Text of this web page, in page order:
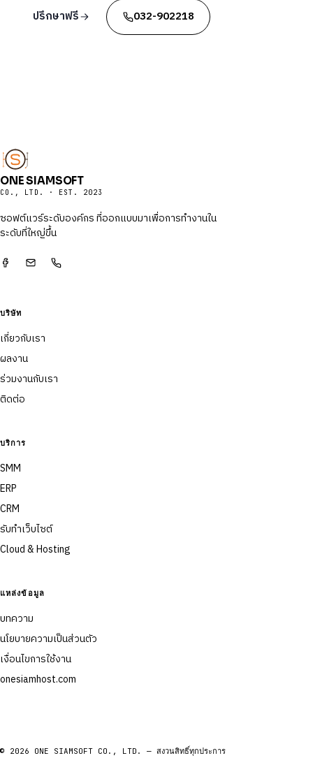
ปรึกษาฟรี 032-902218
ONE SIAMSOFT
CO., LTD. · EST. 2023
ซอฟต์แวร์ระดับองค์กร ที่ออกแบบมาเพื่อการทำงานใน
ระดับที่ใหญ่ขึ้น
บริษัท
เกี่ยวกับเรา
ผลงาน
ร่วมงานกับเรา
ติดต่อ
บริการ
SMM
ERP
CRM
รับทำเว็บไซต์
Cloud & Hosting
แหล่งข้อมูล
บทความ
นโยบายความเป็นส่วนตัว
เงื่อนไขการใช้งาน
onesiamhost.com
© 2026 ONE SIAMSOFT CO., LTD. — สงวนสิทธิ์ทุกประการ